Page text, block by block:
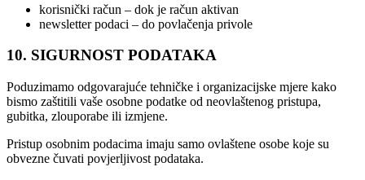
korisnički račun – dok je račun aktivan
newsletter podaci – do povlačenja privole
10. SIGURNOST PODATAKA
Poduzimamo odgovarajuće tehničke i organizacijske mjere kako
bismo zaštitili vaše osobne podatke od neovlaštenog pristupa,
gubitka, zlouporabe ili izmjene.
Pristup osobnim podacima imaju samo ovlaštene osobe koje su
obvezne čuvati povjerljivost podataka.